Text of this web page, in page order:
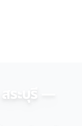
ระบุรี —